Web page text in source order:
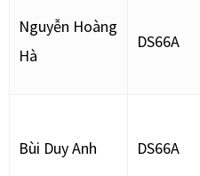
Nguyễn Hoàng
Hà
DS66A
Bùi Duy Anh DS66A